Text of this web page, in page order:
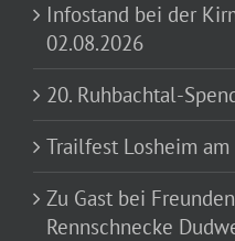
Infostand bei der
02.08.2026
20. Ruhbachtal-
Trailfest Losheim
Zu Gast bei
Rennschnecke